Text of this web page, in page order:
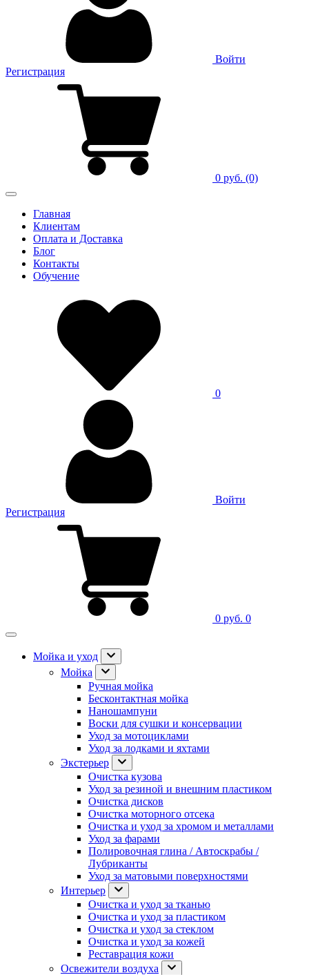
Войти
Регистрация
0 руб. (0)
Главная
Клиентам
Оплата и Доставка
Блог
Контакты
Обучение
0
Войти
Регистрация
0 руб. 0
Мойка и уход
Мойка
Ручная мойка
Бесконтактная мойка
Наношампуни
Воски для сушки и консервации
Уход за мотоциклами
Уход за лодками и яхтами
Экстерьер
Очистка кузова
Уход за резиной и внешним пластиком
Очистка дисков
Очистка моторного отсека
Очистка и уход за хромом и металлами
Уход за фарами
Полировочная глина / Автоскрабы /
Лубриканты
Уход за матовыми поверхностями
Интерьер
Очистка и уход за тканью
Очистка и уход за пластиком
Очистка и уход за стеклом
Очистка и уход за кожей
Реставрация кожи
Освежители воздуха